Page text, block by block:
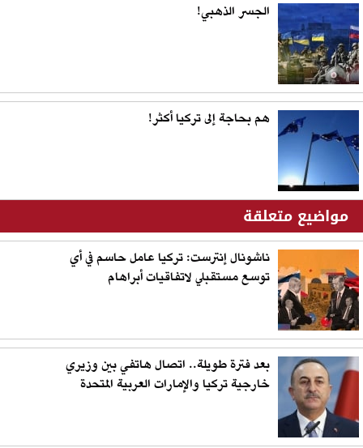
الجسر الذهبي!
هم بحاجة إلى تركيا أكثر!
مواضيع متعلقة
ناشونال إنترست: تركيا عامل حاسم في أي
توسع مستقبلي لاتفاقيات أبراهام
بعد فترة طويلة.. اتصال هاتفي بين وزيري
خارجية تركيا والإمارات العربية المتحدة